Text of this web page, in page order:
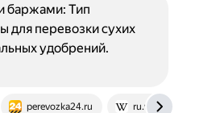
perevozka24.ru ru.wikipedia.org
баржами: Тип
для перевозки сухих
удобрений.